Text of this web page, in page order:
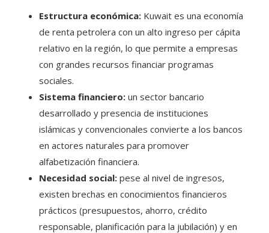
Estructura económica: Kuwait es una economía
de renta petrolera con un alto ingreso per cápita
relativo en la región, lo que permite a empresas
con grandes recursos financiar programas
sociales.
Sistema financiero: un sector bancario
desarrollado y presencia de instituciones
islámicas y convencionales convierte a los bancos
en actores naturales para promover
alfabetización financiera.
Necesidad social: pese al nivel de ingresos,
existen brechas en conocimientos financieros
prácticos (presupuestos, ahorro, crédito
responsable, planificación para la jubilación) y en